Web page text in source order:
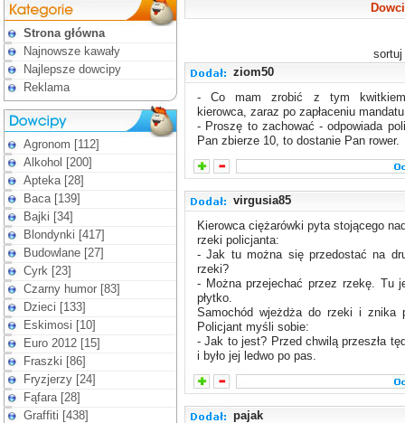
Strona główna
Najnowsze kawały
Najlepsze dowcipy
Reklama
Agronom [112]
Alkohol [200]
Apteka [28]
Baca [139]
Bajki [34]
Blondynki [417]
Budowlane [27]
Cyrk [23]
Czarny humor [83]
Dzieci [133]
Eskimosi [10]
Euro 2012 [15]
Fraszki [86]
Fryzjerzy [24]
Fąfara [28]
Graffiti [438]
ziom50
- Co mam zrobić z tym
kierowca, zaraz po zapłaceniu
- Proszę to zachować - odpowiada
Pan zbierze 10, to dostanie Pan rower.
virgusia85
Kierowca ciężarówki pyta stojącego
rzeki policjanta:
- Jak tu można się przedostać na
rzeki?
- Można przejechać przez rzekę. Tu
płytko.
Samochód wjeżdża do rzeki i znika
Policjant myśli sobie:
- Jak to jest? Przed chwilą przeszła
i było jej ledwo po pas.
pajak